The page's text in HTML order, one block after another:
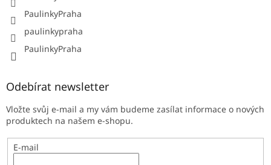
PaulinkyPraha
paulinkypraha
PaulinkyPraha
Odebírat newsletter
Vložte svůj e-mail a my vám budeme zasílat informace o nových
produktech na našem e-shopu.
E-mail